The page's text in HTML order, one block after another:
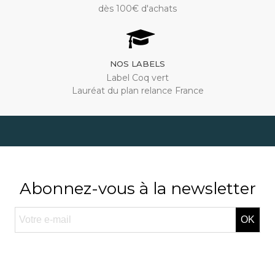
dès 100€ d'achats
NOS LABELS
Label Coq vert
Lauréat du plan relance France
Abonnez-vous à la newsletter
OK